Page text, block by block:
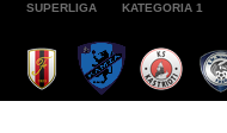
SUPERLIGA KATEGORIA 1